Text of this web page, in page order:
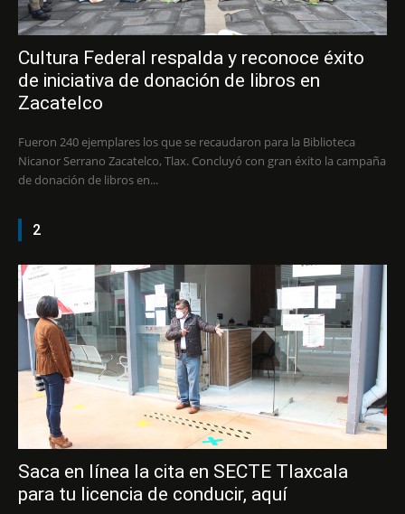
Cultura Federal respalda y reconoce éxito
de iniciativa de donación de libros en
Zacatelco
Fueron 240 ejemplares los que se recaudaron para la Biblioteca
Nicanor Serrano Zacatelco, Tlax. Concluyó con gran éxito la campaña
de donación de libros en...
2
Saca en línea la cita en SECTE Tlaxcala
para tu licencia de conducir, aquí